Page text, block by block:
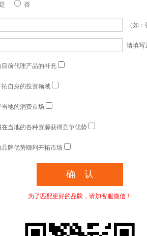
否
（如
请填写
目前代理产品的补充
拓自身的投资领域
当地的消费市场
在当地的各种资源获得竞争优势
品牌优势顺利开拓市场
为了匹配更好的品牌，请加客服微信！